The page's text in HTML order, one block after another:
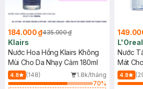
184.000 ₫435.000 ₫
Klairs
Nước Hoa Hồng Klairs Không
Mùi Cho Da Nhạy Cảm 180ml
4.8 (148)
1.8k/tháng
70%
L'Oreal
Nước
Mát
400ml
4.8